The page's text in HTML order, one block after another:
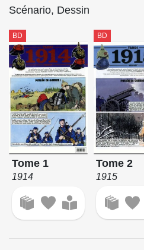
Scénario, Dessin
BD
Tome 1
1914
BD
Tome 2
1915